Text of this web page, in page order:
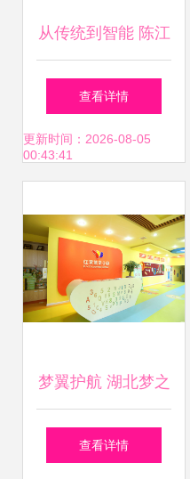
从传统到智能 陈江
与宏信电脑培训的
双城记
查看详情
更新时间：2026-08-05
00:43:41
梦翼护航 湖北梦之
翼儿童教育咨询之
查看详情